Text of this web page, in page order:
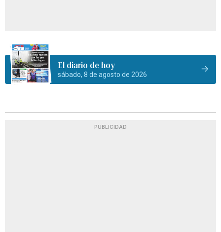
El diario de hoy
sábado, 8 de agosto de 2026
PUBLICIDAD